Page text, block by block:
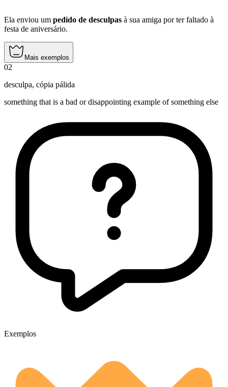
Ela enviou um pedido de desculpas à sua amiga por ter faltado à
festa de aniversário.
Mais exemplos
02
desculpa, cópia pálida
something that is a bad or disappointing example of something else
Exemplos